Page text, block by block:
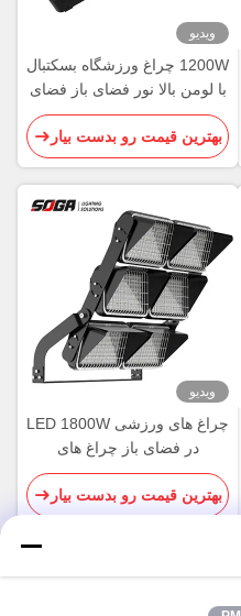
ویدیو
1200W چراغ ورزشگاه بسکتبال
با لومن بالا نور فضای باز فضای
باز ROHS
بهترین قیمت رو بدست بیار
ویدیو
چراغ های ورزشی LED 1800W
در فضای باز چراغ های
ورزشگاه فوتبال LED قابل
چرخش IK08
بهترین قیمت رو بدست بیار